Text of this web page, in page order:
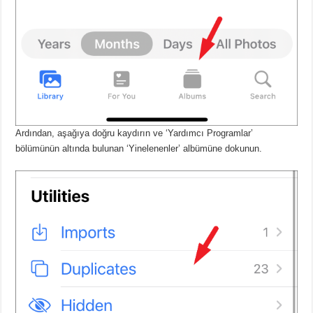
Ardından, aşağıya doğru kaydırın ve ‘Yardımcı Programlar’
bölümünün altında bulunan ‘Yinelenenler’ albümüne dokunun.